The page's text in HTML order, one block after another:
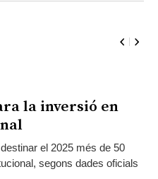
la inversió en
el 2025 més de 50
segons dades oficials